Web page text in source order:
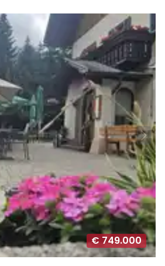
€ 749.000